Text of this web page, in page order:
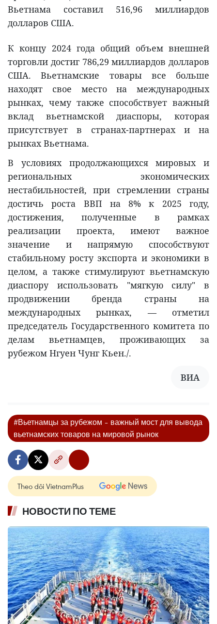
Вьетнама составил 516,96 миллиардов
долларов США.
К концу 2024 года общий объем внешней
торговли достиг 786,29 миллиардов долларов
США. Вьетнамские товары все больше
находят свое место на международных
рынках, чему также способствует важный
вклад вьетнамской диаспоры, которая
присутствует в странах-партнерах и на
рынках Вьетнама.
В условиях продолжающихся мировых и
региональных экономических
нестабильностей, при стремлении страны
достичь роста ВВП на 8% к 2025 году,
достижения, полученные в рамках
реализации проекта, имеют важное
значение и напрямую способствуют
стабильному росту экспорта и экономики в
целом, а также стимулируют вьетнамскую
диаспору использовать "мягкую силу" в
продвижении бренда страны на
международных рынках, — отметил
председатель Государственного комитета по
делам вьетнамцев, проживающих за
рубежом Нгуен Чунг Кьен./.
ВИА
#Вьетнамцы за рубежом – важный мост для вывода
вьетнамских товаров на мировой рынок
Theo dõi VietnamPlus
НОВОСТИ ПО ТЕМЕ